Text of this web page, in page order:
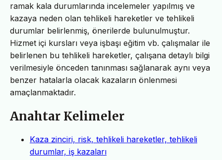
ramak kala durumlarında incelemeler yapılmış ve
kazaya neden olan tehlikeli hareketler ve tehlikeli
durumlar belirlenmiş, önerilerde bulunulmuştur.
Hizmet içi kursları veya işbaşı eğitim vb. çalışmalar ile
belirlenen bu tehlikeli hareketler, çalışana detaylı bilgi
verilmesiyle önceden tanınması sağlanarak aynı veya
benzer hatalarla olacak kazaların önlenmesi
amaçlanmaktadır.
Anahtar Kelimeler
Kaza zinciri, risk, tehlikeli hareketler, tehlikeli
durumlar, iş kazaları